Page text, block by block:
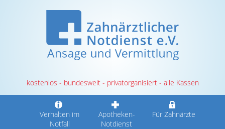
kostenlos - bundesweit - privatorganisiert - alle Kassen
Verhalten im
Notfall
Apotheken-
Notdienst
Für Zahnärzte